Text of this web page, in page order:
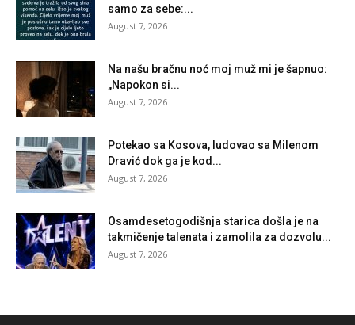
samo za sebe:...
August 7, 2026
Na našu bračnu noć moj muž mi je šapnuo:
„Napokon si...
August 7, 2026
Potekao sa Kosova, ludovao sa Milenom
Dravić dok ga je kod...
August 7, 2026
Osamdesetogodišnja starica došla je na
takmičenje talenata i zamolila za dozvolu...
August 7, 2026